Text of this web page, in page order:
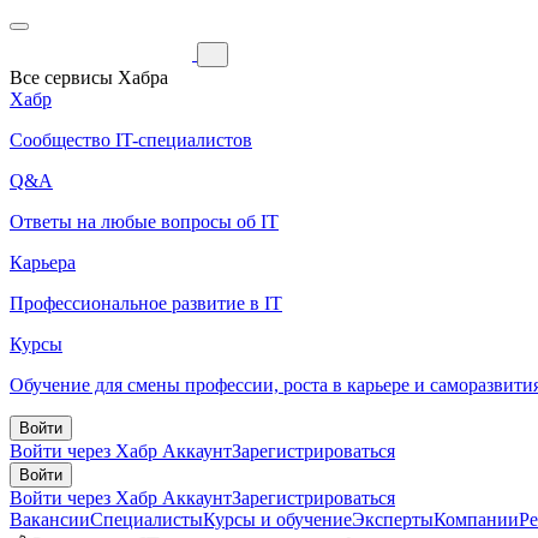
Все сервисы Хабра
Хабр
Сообщество IT-специалистов
Q&A
Ответы на любые вопросы об IT
Карьера
Профессиональное развитие в IT
Курсы
Обучение для смены профессии, роста в карьере и
Войти
Войти через Хабр АккаунтЗарегистрироваться
Войти
Войти через Хабр АккаунтЗарегистрироваться
ВакансииСпециалистыКурсы и обучениеЭкспертыКомпании